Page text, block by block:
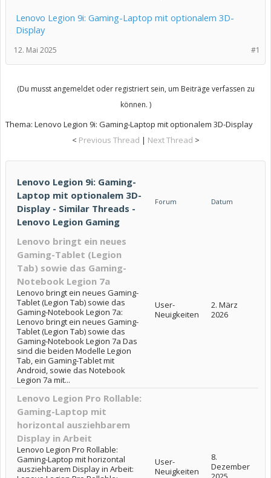
Lenovo Legion 9i: Gaming-Laptop mit optionalem 3D-
Display
#1
12. Mai 2025
(Du musst angemeldet oder registriert sein, um Beiträge verfassen zu
können. )
Thema: Lenovo Legion 9i: Gaming-Laptop mit optionalem 3D-Display
< Previous Thread | Next Thread >
Lenovo Legion 9i: Gaming-
Laptop mit optionalem 3D-
Display - Similar Threads -
Lenovo Legion Gaming
Forum Datum
Lenovo bringt ein neues
Gaming-Tablet (Legion
Tab) sowie das Gaming-
Notebook Legion 7a
Lenovo bringt ein neues Gaming-
Tablet (Legion Tab) sowie das
Gaming-Notebook Legion 7a:
Lenovo bringt ein neues Gaming-
Tablet (Legion Tab) sowie das
Gaming-Notebook Legion 7a Das
sind die beiden Modelle Legion
Tab, ein Gaming-Tablet mit
Android, sowie das Notebook
Legion 7a mit...
User-
Neuigkeiten
2. März
2026
Lenovo Legion Pro Rollable:
Gaming-Laptop mit
horizontal ausziehbarem
Display in Arbeit
Lenovo Legion Pro Rollable:
Gaming-Laptop mit horizontal
ausziehbarem Display in Arbeit:
User-
Neuigkeiten
8.
Dezember